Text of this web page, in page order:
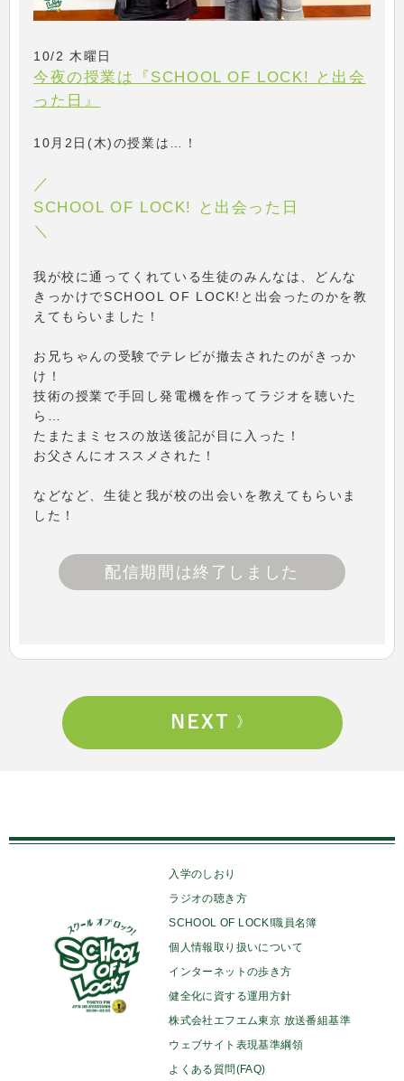
10/2 木曜日
今夜の授業は『SCHOOL OF LOCK! と出会
った日』
10月2日(木)の授業は…！
／
SCHOOL OF LOCK! と出会った日
＼
我が校に通ってくれている生徒のみんなは、どんな
きっかけでSCHOOL OF LOCK!と出会ったのかを教
えてもらいました！
お兄ちゃんの受験でテレビが撤去されたのがきっか
け！
技術の授業で手回し発電機を作ってラジオを聴いた
ら…
たまたまミセスの放送後記が目に入った！
お父さんにオススメされた！
などなど、生徒と我が校の出会いを教えてもらいま
した！
配信期間は終了しました
入学のしおり
ラジオの聴き方
SCHOOL OF LOCK!職員名簿
個人情報取り扱いについて
インターネットの歩き方
健全化に資する運用方針
株式会社エフエム東京 放送番組基準
ウェブサイト表現基準綱領
よくある質問(FAQ)